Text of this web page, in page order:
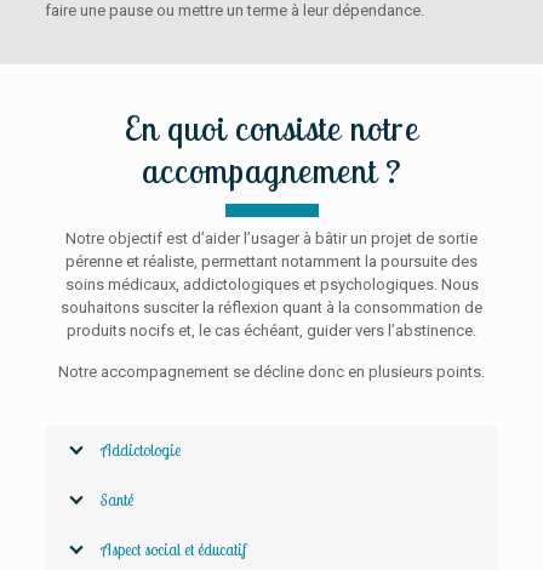
faire une pause ou mettre un terme à leur dépendance.
En quoi consiste notre
accompagnement ?
Notre objectif est d’aider l’usager à bâtir un projet de sortie
pérenne et réaliste, permettant notamment la poursuite des
soins médicaux, addictologiques et psychologiques. Nous
souhaitons susciter la réflexion quant à la consommation de
produits nocifs et, le cas échéant, guider vers l’abstinence.
Notre accompagnement se décline donc en plusieurs points.
Addictologie
Santé
Aspect social et éducatif